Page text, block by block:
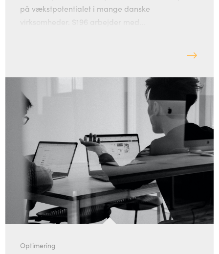
på vækstpotentialet i mange danske
virksomheder. S196 arbejder med...
Optimering